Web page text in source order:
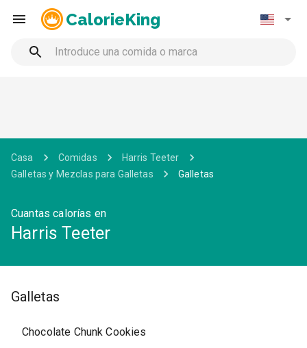
CalorieKing
Casa Comidas
Harris Teeter
Galletas y Mezclas para Galletas
Galletas
Cuantas calorías en
Harris Teeter
Galletas
Chocolate Chunk Cookies